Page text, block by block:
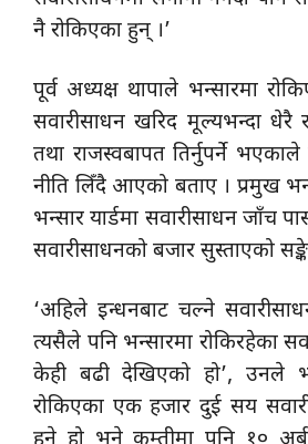
नै रोकिएका हुन् ।’
पूर्व अध्यक्ष थापाले भन्सारमा
सवारीसाधन खरिद मूल्यभन्दा
तथा राजस्वबापत तिर्नुपर्ने
नीति लिँदै आएको बताए । प्रमुख
भन्सार यार्डमा सवारीसाधन जाँच
सवारीसाधनको बजार सुस्ताएको
‘अहिले इन्धनबाट चल्ने
त्यसैले पनि भन्सारमा रोकिरहेका
केही बढी देखिएको हो’, उनले
रोकिएका एक हजार दुई सय